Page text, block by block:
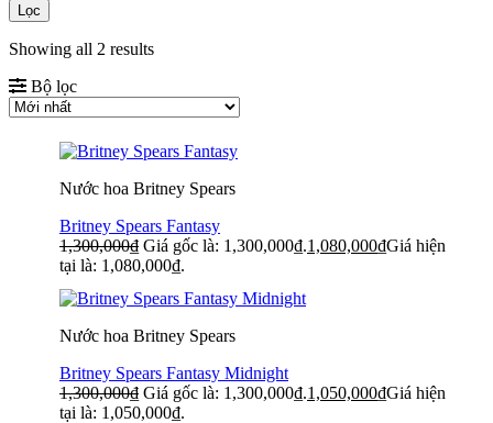
Lọc
Showing all 2 results
Bộ lọc
Nước hoa Britney Spears
Britney Spears Fantasy
1,300,000₫ Giá gốc là: 1,300,000₫.1,080,000₫Giá hiện
tại là: 1,080,000₫.
Nước hoa Britney Spears
Britney Spears Fantasy Midnight
1,300,000₫ Giá gốc là: 1,300,000₫.1,050,000₫Giá hiện
tại là: 1,050,000₫.